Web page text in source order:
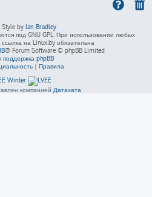
Style by Ian Bradley
под GNU GPL. При использовании любых
на Linux.by обязательна
® Forum Software © phpBB Limited
поддержка phpBB
| Правила
компанией Датахата